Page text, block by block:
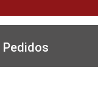
Pedidos